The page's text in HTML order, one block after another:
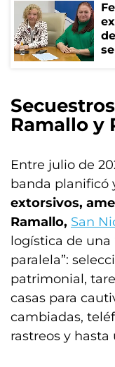
Ramallo y
Entre julio de
banda planificó
extorsivos,
Ramallo, San
logística de una
paralela”:
patrimonial,
casas para
cambiadas,
rastreos y